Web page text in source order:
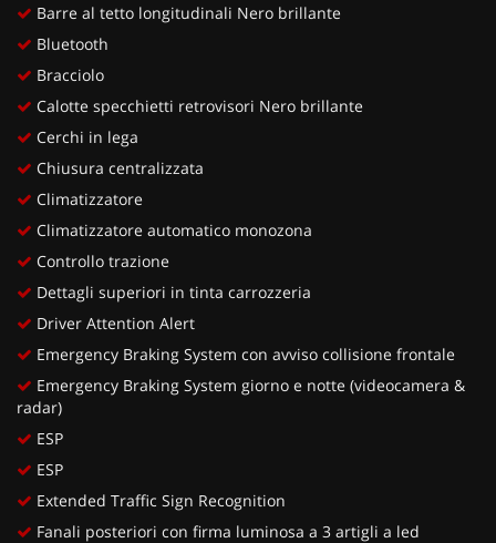
Barre al tetto longitudinali Nero brillante
Bluetooth
Bracciolo
Calotte specchietti retrovisori Nero brillante
Cerchi in lega
Chiusura centralizzata
Climatizzatore
Climatizzatore automatico monozona
Controllo trazione
Dettagli superiori in tinta carrozzeria
Driver Attention Alert
Emergency Braking System con avviso collisione frontale
Emergency Braking System giorno e notte (videocamera &
radar)
ESP
ESP
Extended Traffic Sign Recognition
Fanali posteriori con firma luminosa a 3 artigli a led